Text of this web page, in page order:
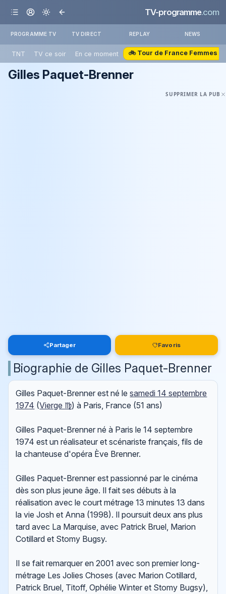
TV-programme.com
PROGRAMME TV TV DIRECT REPLAY NEWS
TNT TV ce soir En ce moment 🚲 Tour de France Femmes
Gilles Paquet-Brenner
SUPPRIMER LA PUB
Partager Favoris
Biographie de Gilles Paquet-Brenner
Gilles Paquet-Brenner est né lesamedi 14 septembre
1974 (Vierge ♍) à Paris, France (51 ans)
Gilles Paquet-Brenner né à Paris le 14 septembre
1974 est un réalisateur et scénariste français, fils de
la chanteuse d'opéra Ève Brenner.
Gilles Paquet-Brenner est passionné par le cinéma
dès son plus jeune âge. Il fait ses débuts à la
réalisation avec le court métrage 13 minutes 13 dans
la vie Josh et Anna (1998). Il poursuit deux ans plus
tard avec La Marquise, avec Patrick Bruel, Marion
Cotillard et Stomy Bugsy.
Il se fait remarquer en 2001 avec son premier long-
métrage Les Jolies Choses (avec Marion Cotillard,
Patrick Bruel, Titoff, Ophélie Winter et Stomy Bugsy),